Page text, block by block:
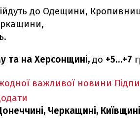
до Одещини,
та на Херсонщині, до +5…+7
важливої новини
Черкащині,